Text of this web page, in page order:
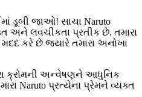
ડૂબી જાઓ! સાચા Naruto
અને લવચીકતા પ્રતીક છે. તમારા
કરે છે જ્યારે તમારા અનોખા
ક્રોમની અન્વેષણને આધુનિક
Naruto પ્રત્યેના પ્રેમને વ્યક્ત